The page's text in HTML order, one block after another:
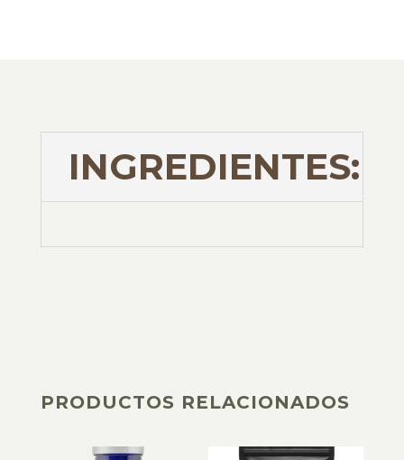
INGREDIENTES:
PRODUCTOS RELACIONADOS